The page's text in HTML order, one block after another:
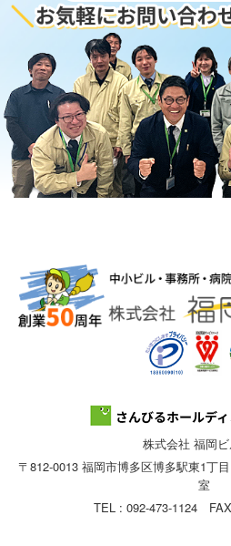
株式会社 福岡
〒812-0013 福岡市博多区博多駅東1丁
室
TEL : 092-473-1124